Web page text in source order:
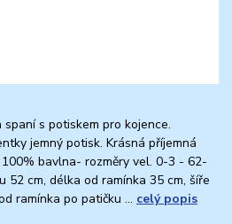
s potiskem pro kojence.
jemný potisk. Krásná příjemná
bavlna- rozměry vel. 0-3 - 62-
52 cm, délka od ramínka 35 cm, šíře
ramínka po patičku ... celý popis